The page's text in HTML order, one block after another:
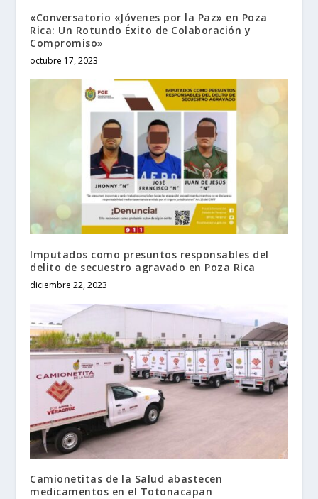
«Conversatorio «Jóvenes por la Paz» en Poza
Rica: Un Rotundo Éxito de Colaboración y
Compromiso»
octubre 17, 2023
Imputados como presuntos responsables del
delito de secuestro agravado en Poza Rica
diciembre 22, 2023
Camionetitas de la Salud abastecen
medicamentos en el Totonacapan